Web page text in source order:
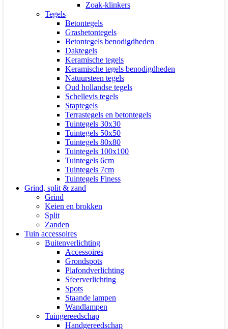
Zoak-klinkers
Tegels
Betontegels
Grasbetontegels
Betontegels benodigdheden
Daktegels
Keramische tegels
Keramische tegels benodigdheden
Natuursteen tegels
Oud hollandse tegels
Schellevis tegels
Staptegels
Terrastegels en betontegels
Tuintegels 30x30
Tuintegels 50x50
Tuintegels 80x80
Tuintegels 100x100
Tuintegels 6cm
Tuintegels 7cm
Tuintegels Finess
Grind, split & zand
Grind
Keien en brokken
Split
Zanden
Tuin accessoires
Buitenverlichting
Accessoires
Grondspots
Plafondverlichting
Sfeerverlichting
Spots
Staande lampen
Wandlampen
Tuingereedschap
Handgereedschap